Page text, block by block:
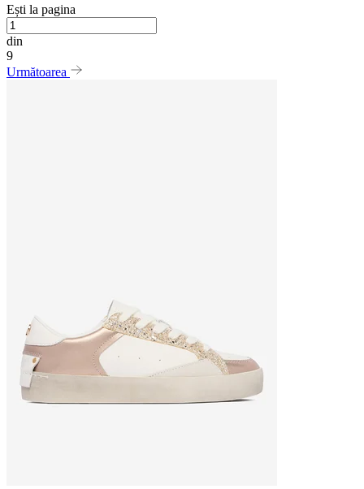
Ești la pagina
din
9
Următoarea